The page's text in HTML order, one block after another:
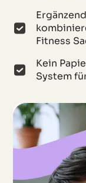
Fitness
Kein
System